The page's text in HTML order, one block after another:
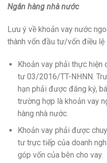
Ngân hàng nhà nước
Lưu ý về khoản vay nước
thành vốn đầu tư/vốn điều lệ
Khoản vay phải thực hiện
tư 03/2016/TT-NHNN.
hạn phải được đăng ký,
trường hợp là khoản vay
hàng nhà nước.
Khoản vay phải được
tư trực tiếp của doanh
góp vốn của bên cho vay.